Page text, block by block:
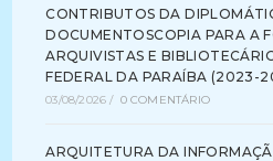
CONTRIBUTOS DA
DOCUMENTOSCOPIA PARA A
ARQUIVISTAS E
FEDERAL DA PARAÍBA (2023-
03/08/2026 / 0 COMENTÁRIO
ARQUITETURA DA